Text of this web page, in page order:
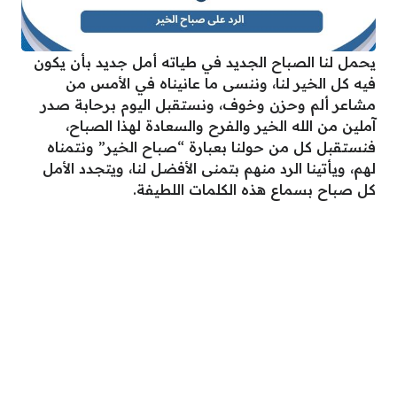
يحمل لنا الصباح الجديد في طياته أمل جديد بأن يكون
فيه كل الخير لنا، وننسى ما عانيناه في الأمس من
مشاعر ألم وحزن وخوف، ونستقبل اليوم برحابة صدر
آملين من الله الخير والفرح والسعادة لهذا الصباح،
فنستقبل كل من حولنا بعبارة “صباح الخير” ونتمناه
لهم، ويأتينا الرد منهم بتمنى الأفضل لنا، ويتجدد الأمل
كل صباح بسماع هذه الكلمات اللطيفة.